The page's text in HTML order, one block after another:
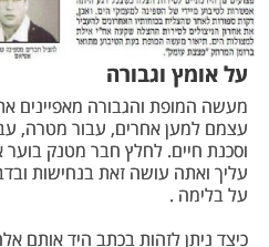
על אומץ וגבורה
מעשה המופת והגבורה מאפיינים
עצמם למען אחרים, עבור מטרה,
וסכנת חיים. לחלץ חבר מטנק בוער
עליך ואתה עושה זאת בנחישות
על בלימה .
כיצד ניתן לזהות בכתב היד אותם